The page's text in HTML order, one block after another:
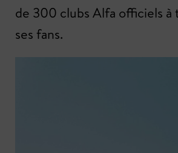
de 300 clubs Alfa officiels à
ses fans.